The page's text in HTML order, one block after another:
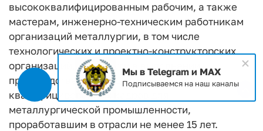
высококвалифицированным рабочим, а также
мастерам, инженерно-техническим работникам
организаций металлургии, в том числе
технологических и проектно-конструкторских
организаций, за заслуги в выполнении
производственных задач, подготовке
квалифицированных кадров для
металлургической промышленности,
проработавшим в отрасли не менее 15 лет.
Мы в Telegram и MAX
Подписываемся на наш каналы